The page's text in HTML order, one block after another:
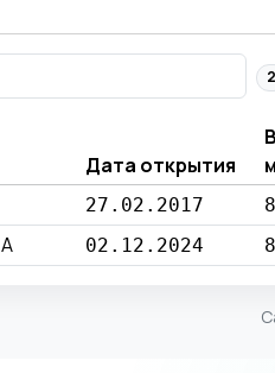
2
Дата открытия
27.02.2017
02.12.2024